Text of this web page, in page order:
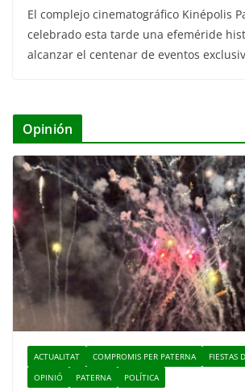
El complejo cinematográfico Kinépolis
celebrado esta tarde una efeméride
alcanzar el centenar de eventos
Opinión
ACTUALITAT COMPROMIS PER PATERNA
FIESTAS
OPINIÓ
PATERNA POLÍTICA